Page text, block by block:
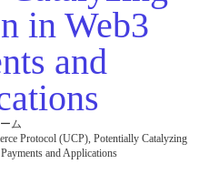
in Web3
and
ム
Protocol (UCP), Potentially Catalyzing
and Applications